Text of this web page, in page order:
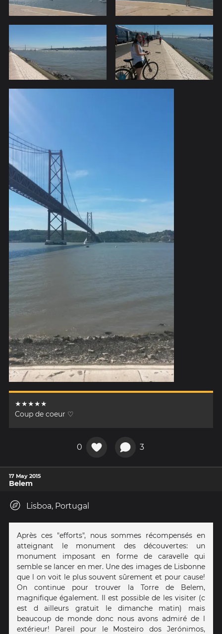
★★★★★
Coup de coeur ♡
0 3
17 May 2015
Belem
Lisboa, Portugal
Après ces "efforts", nous sommes récompensés en
atteignant le monument des découvertes: un
monument imposant en forme de caravelle qui
semble se lancer en mer. Une des images de Lisbonne
que l on voit le plus souvent sûrement et pour cause!
On continue pour trouver la Torre de Belem,
magnifique également. Il est possible de les visiter (c
est d ailleurs gratuit le dimanche matin) mais
beaucoup de monde donc nous avons admiré de l
extérieur! Pareil pour le Mosteiro dos Jerónimos,